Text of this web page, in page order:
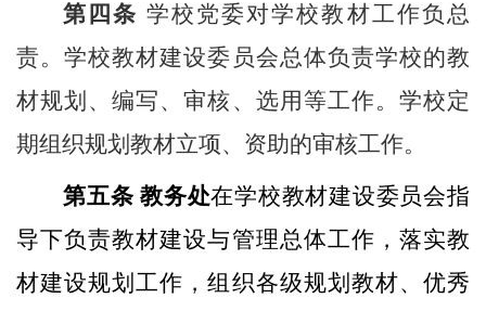
第四条 学校党委对学校教材工作负总
责。学校教材建设委员会总体负责学校的教
材规划、编写、审核、选用等工作。学校定
期组织规划教材立项、资助的审核工作。
第五条教务处在学校教材建设委员会指
导下负责教材建设与管理总体工作，落实教
材建设规划工作，组织各级规划教材、优秀